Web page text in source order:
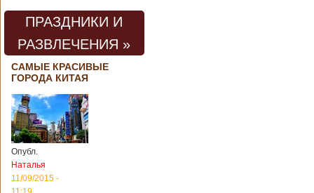
ПРАЗДНИКИ И
РАЗВЛЕЧЕНИЯ »
САМЫЕ КРАСИВЫЕ
ГОРОДА КИТАЯ
Опубл.
Наталья
11/09/2015 -